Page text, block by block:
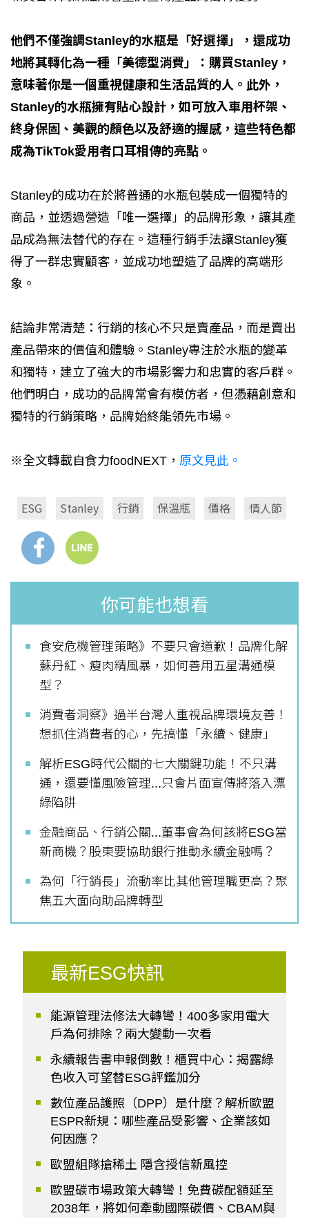
他們不僅強調Stanley的水瓶是「好選擇」，還成功
地將其轉化為一種「美德型消費」：購買Stanley，
意味著你是一個重視健康和生活品質的人。此外，
Stanley的水瓶擁有貼心設計，如可放入車用杯架、
終身保固、美觀的顏色以及舒適的握感，這些特色都
成為TikTok愛用者口耳相傳的亮點。
Stanley的成功在於將普通的水瓶包裝成一個獨特的
商品，並透過營造「唯一選擇」的品牌形象，讓其產
品成為無法替代的存在。這種行銷手法讓Stanley獲
得了一群忠實顧客，並成功地塑造了品牌的高端形
象。
結論非常清楚：行銷的核心不只是賣產品，而是賣出
產品帶來的價值和體驗。Stanley專注於水瓶的變革
和獨特，建立了強大的市場影響力和忠實的客戶群。
他們明白，成功的品牌常會有模仿者，但憑藉創意和
獨特的行銷策略，品牌始終能領先市場。
※全文轉載自食力foodNEXT， 原文見此。
ESG Stanley 行銷 保溫瓶 價格 情人節
你可能也想看
食安危機管理策略》不要只會道歉！品牌化解
蘇丹紅、瘦肉精風暴，如何善用五星溝通模
型？
消費者洞察》過半台灣人重視品牌環境友善！
想抓住消費者的心，先搞懂「永續、健康」
解析ESG時代公關的七大關鍵功能！不只溝
通，還要懂風險管理...只會片面宣傳將落入漂
綠陷阱
金融商品、行銷公關...董事會為何該將ESG當
新商機？股東要協助銀行推動永續金融嗎？
為何「行銷長」流動率比其他管理職更高？聚
焦五大面向助品牌轉型
最新ESG快訊
能源管理法修法大轉彎！400多家用電大
戶為何排除？兩大變動一次看
永續報告書申報倒數！櫃買中心：揭露綠
色收入可望替ESG評鑑加分
數位產品護照（DPP）是什麼？解析歐盟
ESPR新規：哪些產品受影響、企業該如
何因應？
歐盟組隊搶稀土 隱含授信新風控
歐盟碳市場政策大轉彎！免費碳配額延至
2038年，將如何牽動國際碳價、CBAM與